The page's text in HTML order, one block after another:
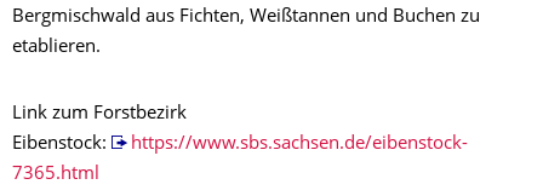
Bergmischwald aus Fichten, Weißtannen und Buchen zu
etablieren.
Link zum Forstbezirk
Eibenstock:
https://www.sbs.sachsen.de/eibenstock-
7365.html